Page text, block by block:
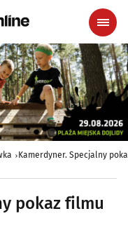
Kamerdyner. Specjalny
pokaz filmu